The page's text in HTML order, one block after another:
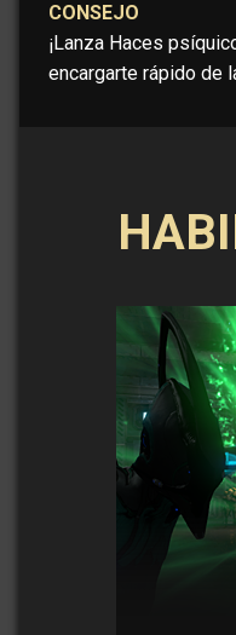
CONSEJO
¡Lanza Haces
encargarte rápido de